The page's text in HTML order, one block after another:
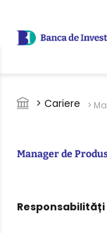
> Cariere >
Manager de